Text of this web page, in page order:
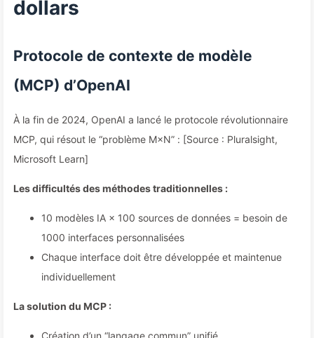
dollars
Protocole de contexte de modèle
(MCP) d’OpenAI
À la fin de 2024, OpenAI a lancé le protocole révolutionnaire
MCP, qui résout le “problème M×N” : [Source : Pluralsight,
Microsoft Learn]
Les difficultés des méthodes traditionnelles :
10 modèles IA × 100 sources de données = besoin de
1000 interfaces personnalisées
Chaque interface doit être développée et maintenue
individuellement
La solution du MCP :
Création d’un “langage commun” unifié